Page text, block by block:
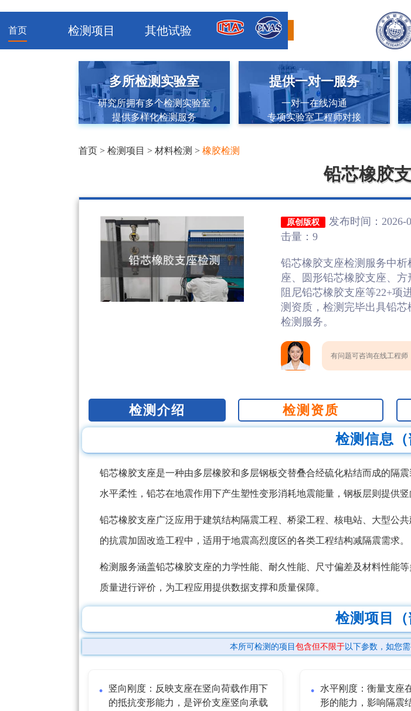
首页 检测项目 其他试验
多所检测实验室
研究所拥有多个检测实验室
提供多样化检测服务
提供一对一服务
一对一在线沟通
专项实验室工程师对接
首页 >检测项目 >材料检测 >橡胶检测
铅芯橡胶
原创版权 发布时间：2026-
击量：9
铅芯橡胶支座检测服务中
座、圆形铅芯橡胶支座、
阻尼铅芯橡胶支座等22+项
测资质，检测完毕出具铅
检测服务。
有问题可咨询在线工程师
检测介绍 检测资质
检测信息（
铅芯橡胶支座是一种由多层橡胶和多层钢板交替叠合经硫化粘结而成的隔
水平柔性，铅芯在地震作用下产生塑性变形消耗地震能量，钢板层则提供
铅芯橡胶支座广泛应用于建筑结构隔震工程、桥梁工程、核电站、大型公
的抗震加固改造工程中，适用于地震高烈度区的各类工程结构减隔震需求。
检测服务涵盖铅芯橡胶支座的力学性能、耐久性能、尺寸偏差及材料性能
质量进行评价，为工程应用提供数据支撑和质量保障。
检测项目（
本所可检测的项目 包含但不限于以下参数，如您
竖向刚度：反映支座在竖向荷载作用下
的抵抗变形能力，是评价支座竖向承载
水平刚度：衡量支座
形的能力，影响隔震